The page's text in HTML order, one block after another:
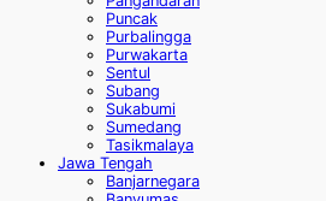
Puncak
Purbalingga
Purwakarta
Sentul
Subang
Sukabumi
Sumedang
Tasikmalaya
Jawa Tengah
Banjarnegara